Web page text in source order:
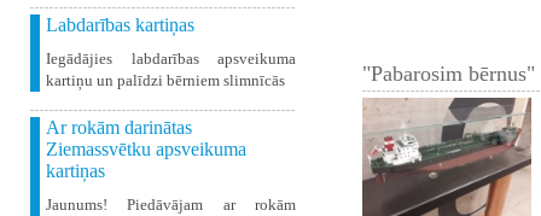
Labdarības kartiņas
Iegādājies labdarības apsveikuma
kartiņu un palīdzi bērniem slimnīcās
Ar rokām darinātas
Ziemassvētku apsveikuma
kartiņas
Jaunums! Piedāvājam ar rokām
"Pabarosim